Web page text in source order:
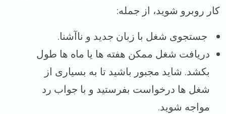
کار روبرو شوید، از جمله:
جستجوی شغل با زبان جدید و ناآشنا.
دریافت شغل ممکن هفته ها یا ماه ها طول
بکشد. شاید مجبور باشید تا به بسیاری از
شغل ها درخواست بفرستید و با جواب رد
مواجه شوید.